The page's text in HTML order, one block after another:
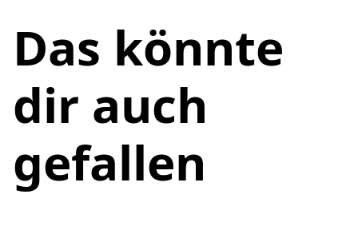
Das könnte
dir auch
gefallen